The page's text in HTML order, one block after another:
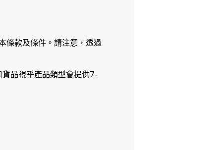
條款及條件。請注意，透過
品視乎產品類型會提供7-